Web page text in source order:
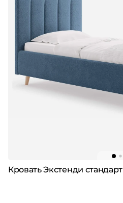
Кровать Экстенди стандарт